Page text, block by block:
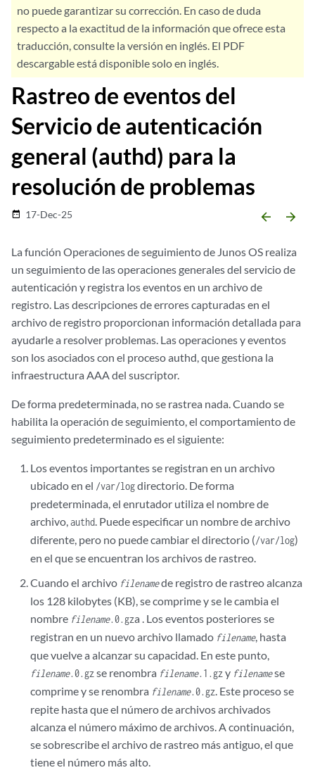
no puede garantizar su corrección. En caso de duda
respecto a la exactitud de la información que ofrece esta
traducción, consulte la versión en inglés. El PDF
descargable está disponible solo en inglés.
Rastreo de eventos del
Servicio de autenticación
general (authd) para la
resolución de problemas
date_range 17-Dec-25 arrow_backward arrow_forward
La función Operaciones de seguimiento de Junos OS realiza
un seguimiento de las operaciones generales del servicio de
autenticación y registra los eventos en un archivo de
registro. Las descripciones de errores capturadas en el
archivo de registro proporcionan información detallada para
ayudarle a resolver problemas. Las operaciones y eventos
son los asociados con el proceso authd, que gestiona la
infraestructura AAA del suscriptor.
De forma predeterminada, no se rastrea nada. Cuando se
habilita la operación de seguimiento, el comportamiento de
seguimiento predeterminado es el siguiente:
Los eventos importantes se registran en un archivo
ubicado en el /var/logdirectorio. De forma
predeterminada, el enrutador utiliza el nombre de
archivo,authd. Puede especificar un nombre de archivo
diferente, pero no puede cambiar el directorio (/var/log)
en el que se encuentran los archivos de rastreo.
Cuando el archivo filenamede registro de rastreo alcanza
los 128 kilobytes (KB), se comprime y se le cambia el
nombre filename.0.gza . Los eventos posteriores se
registran en un nuevo archivo llamado filename, hasta
que vuelve a alcanzar su capacidad. En este punto,
filename.0.gz se renombra filename.1.gz y filenamese
comprime y se renombra filename.0.gz. Este proceso se
repite hasta que el número de archivos archivados
alcanza el número máximo de archivos. A continuación,
se sobrescribe el archivo de rastreo más antiguo, el que
tiene el número más alto.